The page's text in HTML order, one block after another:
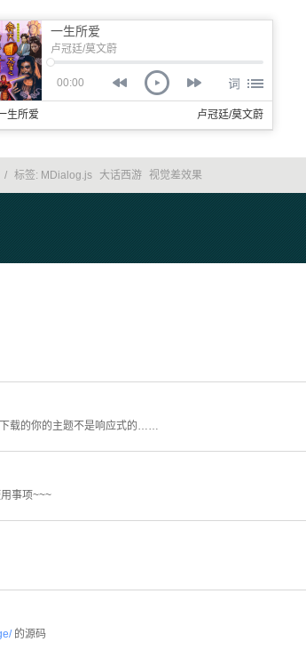
一生所爱
卢冠廷/莫文蔚
00:00
卢冠廷/莫文蔚
生所爱
/ 标签: MDialog.js 大话西游 视觉差效果
载的你的主题不是响应式的……
事项~~~
的源码